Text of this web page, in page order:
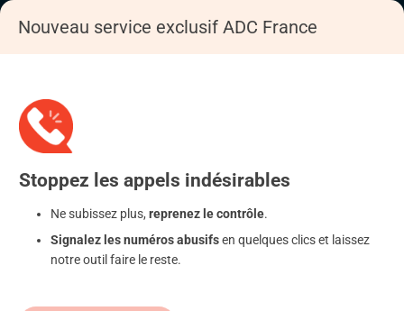
0628122003 : LA LIVRAISON
Nouveau service exclusif ADC France
Stoppez les appels indésirables
Ne subissez plus, reprenez le contrôle.
Signalez les numéros abusifsen quelques clics et laissez
notre outil faire le reste.